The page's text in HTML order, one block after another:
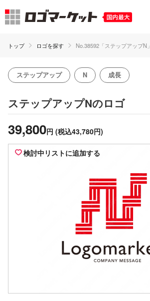
トップ ロゴを探す No.38592「ステップアップN」
ステップアップ N 成長
ステップアップNのロゴ
39,800円 (税込43,780円)
検討中リストに追加する